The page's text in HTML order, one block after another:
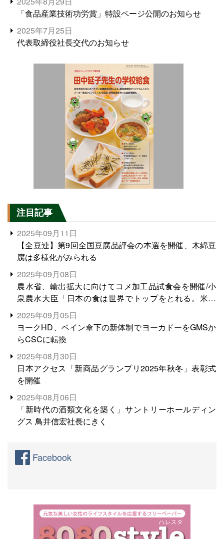
「食品産業技術功労賞」特設ページ公開のお知らせ
2025年7月25日
代表取締役社長交代のお知らせ
注目記事
2025年09月11日
【全豆連】第9回全国豆腐品評会の本選を開催、木綿豆
腐は多様化がみられる
2025年09月08日
農水省、輸出拡大に向けてコメ加工品試食会を開催/小
泉農水大臣「日本の食は世界でトップをとれる。米増
産に向けて、米輸出需要の拡大を」
2025年09月05日
ヨークHD、ベイン傘下の新体制でヨーカドーをGMSか
らCSCに転換
2025年08月30日
日本アクセス「新商品グランプリ2025年秋冬」表彰式
を開催
2025年08月06日
「新時代の酒類文化を築く」サントリーホールディン
グス 鳥井信宏社長にきく
Facebook